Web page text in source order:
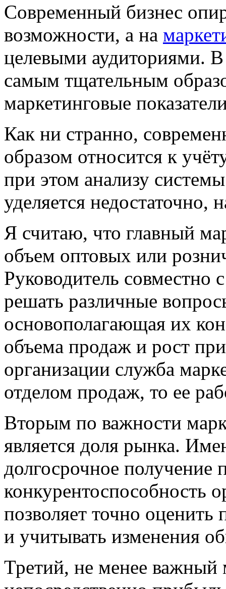
Современный бизнес
возможности, а на
целевыми аудиториями. В
самым тщательным
маркетинговые
Как ни странно,
образом относится к
при этом анализу
уделяется недостаточно,
Я считаю, что главный
объем оптовых или
Руководитель совместно
решать различные
основополагающая их
объема продаж и рост
организации служба
отделом продаж, то ее
Вторым по важности
является доля рынка.
долгосрочное
конкурентоспособность
позволяет точно
и учитывать изменения
Третий, не менее важный